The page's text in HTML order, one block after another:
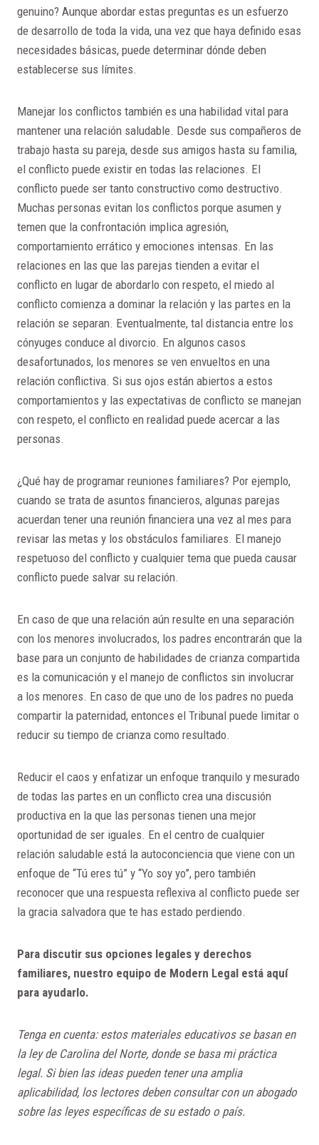
genuino? Aunque abordar estas preguntas es un esfuerzo
de desarrollo de toda la vida, una vez que haya definido esas
necesidades básicas, puede determinar dónde deben
establecerse sus límites.
Manejar los conflictos también es una habilidad vital para
mantener una relación saludable. Desde sus compañeros de
trabajo hasta su pareja, desde sus amigos hasta su familia,
el conflicto puede existir en todas las relaciones. El
conflicto puede ser tanto constructivo como destructivo.
Muchas personas evitan los conflictos porque asumen y
temen que la confrontación implica agresión,
comportamiento errático y emociones intensas. En las
relaciones en las que las parejas tienden a evitar el
conflicto en lugar de abordarlo con respeto, el miedo al
conflicto comienza a dominar la relación y las partes en la
relación se separan. Eventualmente, tal distancia entre los
cónyuges conduce al divorcio. En algunos casos
desafortunados, los menores se ven envueltos en una
relación conflictiva. Si sus ojos están abiertos a estos
comportamientos y las expectativas de conflicto se manejan
con respeto, el conflicto en realidad puede acercar a las
personas.
¿Qué hay de programar reuniones familiares? Por ejemplo,
cuando se trata de asuntos financieros, algunas parejas
acuerdan tener una reunión financiera una vez al mes para
revisar las metas y los obstáculos familiares. El manejo
respetuoso del conflicto y cualquier tema que pueda causar
conflicto puede salvar su relación.
En caso de que una relación aún resulte en una separación
con los menores involucrados, los padres encontrarán que la
base para un conjunto de habilidades de crianza compartida
es la comunicación y el manejo de conflictos sin involucrar
a los menores. En caso de que uno de los padres no pueda
compartir la paternidad, entonces el Tribunal puede limitar o
reducir su tiempo de crianza como resultado.
Reducir el caos y enfatizar un enfoque tranquilo y mesurado
de todas las partes en un conflicto crea una discusión
productiva en la que las personas tienen una mejor
oportunidad de ser iguales. En el centro de cualquier
relación saludable está la autoconciencia que viene con un
enfoque de “Tú eres tú” y “Yo soy yo”, pero también
reconocer que una respuesta reflexiva al conflicto puede ser
la gracia salvadora que te has estado perdiendo.
Para discutir sus opciones legales y derechos
familiares, nuestro equipo de Modern Legal está aquí
para ayudarlo.
Tenga en cuenta: estos materiales educativos se basan en
la ley de Carolina del Norte, donde se basa mi práctica
legal. Si bien las ideas pueden tener una amplia
aplicabilidad, los lectores deben consultar con un abogado
sobre las leyes específicas de su estado o país.